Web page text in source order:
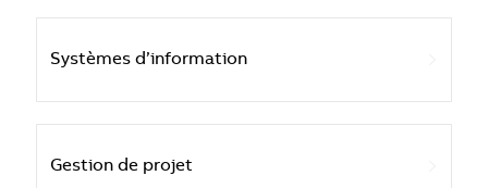
Systèmes d’information
Gestion de projet